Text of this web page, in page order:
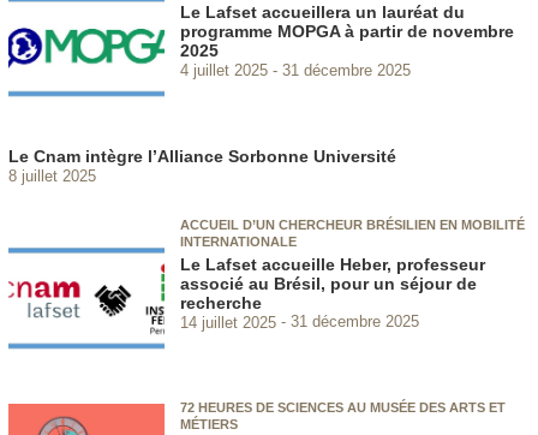
Le Lafset accueillera un lauréat du
programme MOPGA à partir de novembre
2025
4 juillet 2025 31 décembre 2025
Le Cnam intègre l’Alliance Sorbonne Université
8 juillet 2025
ACCUEIL D’UN CHERCHEUR BRÉSILIEN EN MOBILITÉ
INTERNATIONALE
Le Lafset accueille Heber, professeur
associé au Brésil, pour un séjour de
recherche
14 juillet 2025 31 décembre 2025
72 HEURES DE SCIENCES AU MUSÉE DES ARTS ET
MÉTIERS